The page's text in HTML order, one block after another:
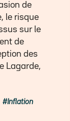
de
le risque
sur le
de
des
Lagarde,
Inflation